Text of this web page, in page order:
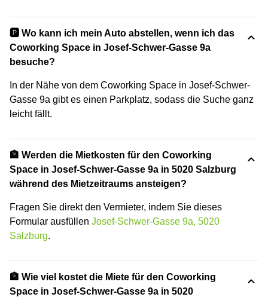
🅿️ Wo kann ich mein Auto abstellen, wenn ich das
Coworking Space in Josef-Schwer-Gasse 9a
besuche?
In der Nähe von dem Coworking Space in Josef-Schwer-
Gasse 9a gibt es einen Parkplatz, sodass die Suche ganz
leicht fällt.
🏦 Werden die Mietkosten für den Coworking
Space in Josef-Schwer-Gasse 9a in 5020 Salzburg
während des Mietzeitraums ansteigen?
Fragen Sie direkt den Vermieter, indem Sie dieses
Formular ausfüllen Josef-Schwer-Gasse 9a, 5020
Salzburg.
🏦 Wie viel kostet die Miete für den Coworking
Space in Josef-Schwer-Gasse 9a in 5020